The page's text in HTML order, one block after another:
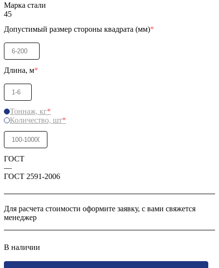
Марка стали
45
Допустимый размер стороны квадрата (мм)*
Длина, м*
Тоннаж, кг*
Количество, шт*
ГОСТ
—
ГОСТ 2591-2006
Для расчета стоимости оформите заявку, с вами свяжется
менеджер
В наличии